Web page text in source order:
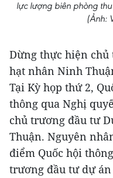
lực lượng biên phòng
(Ảnh:
Dừng thực hiện
hạt nhân Ninh
Tại Kỳ họp thứ 2,
thông qua Nghị
chủ trương đầu tư
Thuận. Nguyên
điểm Quốc hội
trương đầu tư dự